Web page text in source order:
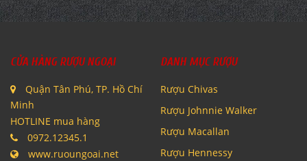
CỬA HÀNG RƯỢU NGOẠI
Quận Tân Phú, TP. Hồ Chí
Minh
HOTLINE mua hàng
0972.12345.1
www.ruoungoai.net
DANH MỤC RƯỢU
Rượu Chivas
Rượu Johnnie Walker
Rượu Macallan
Rượu Hennessy